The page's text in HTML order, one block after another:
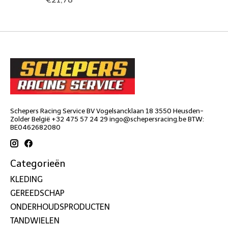
Schepers Racing Service BV Vogelsancklaan 18 3550 Heusden-
Zolder België +32 475 57 24 29 ingo@schepersracing.beBTW:
BE0462682080
Categorieën
KLEDING
GEREEDSCHAP
ONDERHOUDSPRODUCTEN
TANDWIELEN